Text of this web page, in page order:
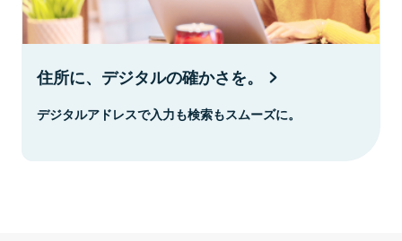
住所に、デジタルの確かさを。
デジタルアドレスで入力も検索もスムーズに。